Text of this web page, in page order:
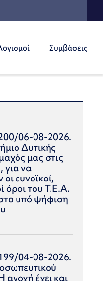
Συμβάσεις
06-08-2026.
Δυτικής
μας στις
για να
ευνοϊκοί,
όροι του Τ.Ε.Α.
υπό ψήφιση
04-08-2026.
ανοχή έχει και